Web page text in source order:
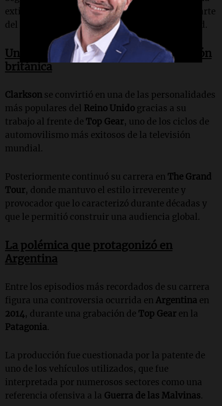
extirpación de una parte de la
como parte
del procedimiento para combatir la enfermedad.
Una figura emblemática de la televisión
británica
Clarkson se convirtió en una de las personalidades
más populares del Reino Unido gracias a su
trabajo al frente de Top Gear, uno de los ciclos de
automovilismo más exitosos de la televisión
mundial.
Posteriormente continuó su carrera en The Grand
Tour, donde mantuvo el estilo irreverente y
provocador que lo caracterizó durante décadas y
que le permitió construir una audiencia global.
La polémica que protagonizó en
Argentina
Entre los episodios más recordados de su carrera
figura una controversia ocurrida enArgentina en
2014, durante una grabación de Top Gear en la
Patagonia.
La producción fue cuestionada por la patente de
uno de los vehículos utilizados, que fue
interpretada por numerosos sectores como una
referencia ofensiva a la Guerra de las Malvinas.